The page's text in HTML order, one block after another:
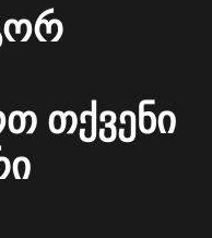
თქვენი